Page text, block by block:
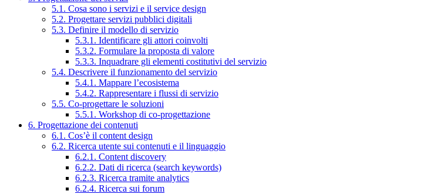
5.1. Cosa sono i servizi e il service design
5.2. Progettare servizi pubblici digitali
5.3. Definire il modello di servizio
5.3.1. Identificare gli attori coinvolti
5.3.2. Formulare la proposta di valore
5.3.3. Inquadrare gli elementi costitutivi del servizio
5.4. Descrivere il funzionamento del servizio
5.4.1. Mappare l’ecosistema
5.4.2. Rappresentare i flussi di servizio
5.5. Co-progettare le soluzioni
5.5.1. Workshop di co-progettazione
6. Progettazione dei contenuti
6.1. Cos’è il content design
6.2. Ricerca utente sui contenuti e il linguaggio
6.2.1. Content discovery
6.2.2. Dati di ricerca (search keywords)
6.2.3. Ricerca tramite analytics
6.2.4. Ricerca sui forum